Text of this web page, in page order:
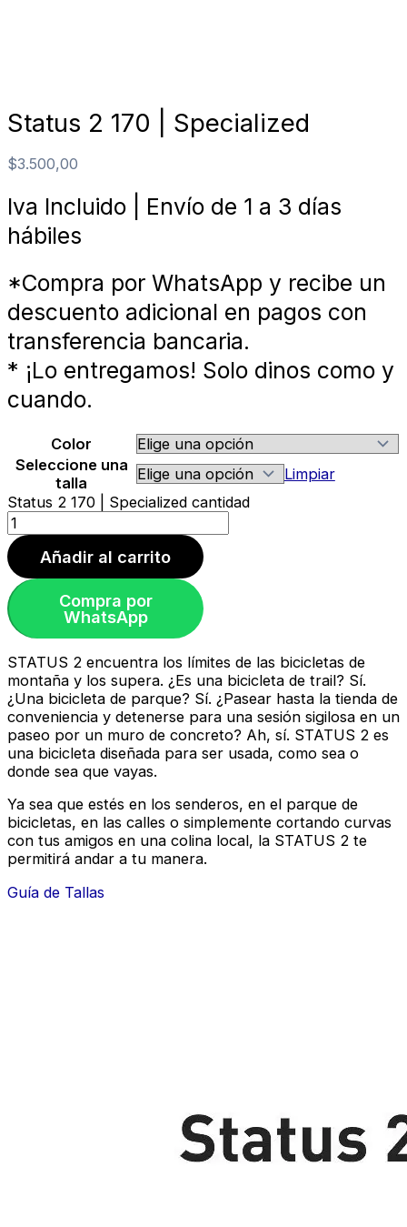
Status 2 170 | Specialized
$3.500,00
Iva Incluido | Envío de 1 a 3 días
hábiles
*Compra por WhatsApp y recibe un
descuento adicional en pagos con
transferencia bancaria.
* ¡Lo entregamos! Solo dinos como y
cuando.
Color
Seleccione una
talla
Limpiar
Status 2 170 | Specialized cantidad
Añadir al carrito
Compra por
WhatsApp
STATUS 2 encuentra los límites de las bicicletas de
montaña y los supera. ¿Es una bicicleta de trail? Sí.
¿Una bicicleta de parque? Sí. ¿Pasear hasta la tienda de
conveniencia y detenerse para una sesión sigilosa en un
paseo por un muro de concreto? Ah, sí. STATUS 2 es
una bicicleta diseñada para ser usada, como sea o
donde sea que vayas.
Ya sea que estés en los senderos, en el parque de
bicicletas, en las calles o simplemente cortando curvas
con tus amigos en una colina local, la STATUS 2 te
permitirá andar a tu manera.
Guía de Tallas